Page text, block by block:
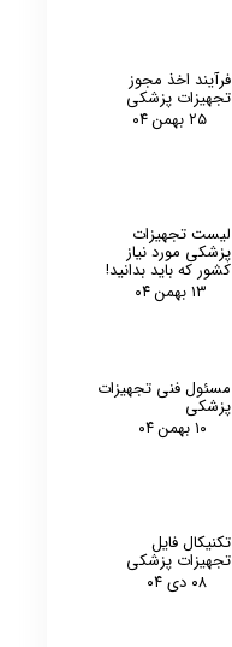
فرآیند اخذ مجوز
تجهیزات پزشکی
۲۵ بهمن ۰۴
لیست تجهیزات
پزشکی مورد نیاز
کشور که باید بدانید!
۱۳ بهمن ۰۴
مسئول فنی تجهیزات
پزشکی
۱۰ بهمن ۰۴
تکنیکال فایل
تجهیزات پزشکی
۰۸ دی ۰۴